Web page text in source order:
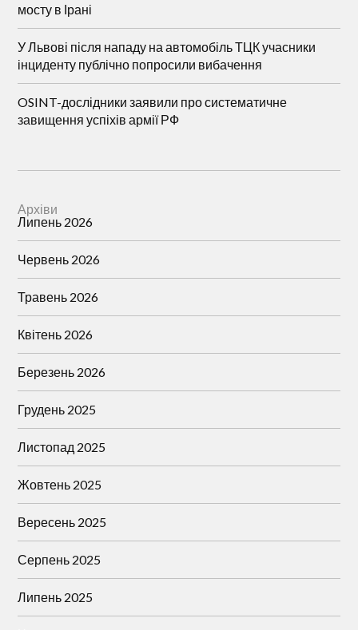
мосту в Ірані
У Львові після нападу на автомобіль ТЦК учасники
інциденту публічно попросили вибачення
OSINT-дослідники заявили про систематичне
завищення успіхів армії РФ
Архіви
Липень 2026
Червень 2026
Травень 2026
Квітень 2026
Березень 2026
Грудень 2025
Листопад 2025
Жовтень 2025
Вересень 2025
Серпень 2025
Липень 2025